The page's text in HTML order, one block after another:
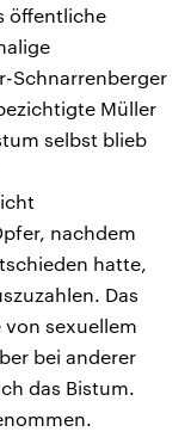
öffentliche
Schnarrenberger
Müller
selbst blieb
nachdem
hatte,
Das
von sexuellem
bei anderer
das Bistum.